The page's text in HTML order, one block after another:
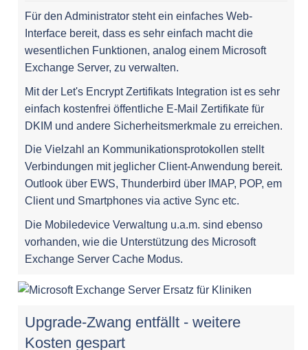
Für den Administrator steht ein einfaches Web-
Interface bereit, dass es sehr einfach macht die
wesentlichen Funktionen, analog einem Microsoft
Exchange Server, zu verwalten.
Mit der Let's Encrypt Zertifikats Integration ist es sehr
einfach kostenfrei öffentliche E-Mail Zertifikate für
DKIM und andere Sicherheitsmerkmale zu erreichen.
Die Vielzahl an Kommunikationsprotokollen stellt
Verbindungen mit jeglicher Client-Anwendung bereit.
Outlook über EWS, Thunderbird über IMAP, POP, em
Client und Smartphones via active Sync etc.
Die Mobiledevice Verwaltung u.a.m. sind ebenso
vorhanden, wie die Unterstützung des Microsoft
Exchange Server Cache Modus.
Upgrade-Zwang entfällt - weitere
Kosten gespart